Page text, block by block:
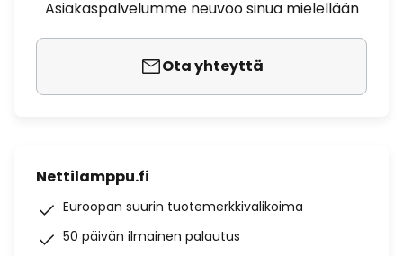
Asiakaspalvelumme neuvoo sinua mielellään
Ota yhteyttä
Nettilamppu.fi
Euroopan suurin tuotemerkkivalikoima
50 päivän ilmainen palautus